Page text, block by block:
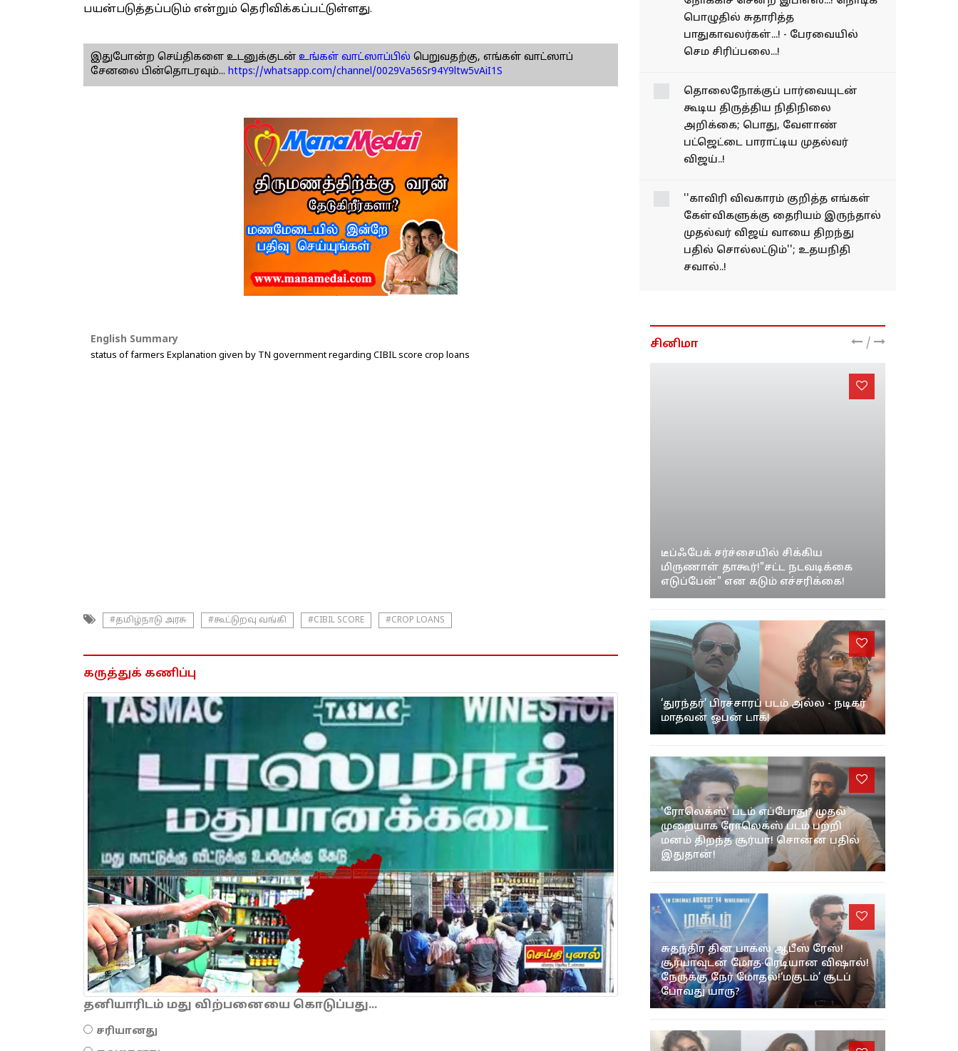
பயன்படுத்தப்படும் என்றும் தெரிவிக்கப்பட்டுள்ளது.
இதுபோன்ற செய்திகளை உடனுக்குடன் உங்கள் வாட்ஸாப்பில் பெறுவதற்கு, எங்கள் வாட்ஸாப்
சேனலை பின்தொடரவும்... https://whatsapp.com/channel/0029Va56Sr94Y9ltw5vAiI1S
English Summary
status of farmers Explanation given by TN government regarding CIBIL score crop loans
#தமிழ்நாடு அரசு #கூட்டுறவு வங்கி #CIBIL SCORE #CROP LOANS
கருத்துக் கணிப்பு
தனியாரிடம் மது விற்பனையை கொடுப்பது...
சரியானது
திடீரென உதயநிதியின்
காரை நோக்கிச் சென்ற
இபிஎஸ்...! நொடிக்
பாதுகாவலர்கள்...! -
பேரவையில் செம
சிரிப்பலை...!
திருத்திய நிதிநிலை
அறிக்கை; பொது,
வேளாண் பட்ஜெட்டை
பாராட்டிய முதல்வர்
கேள்விகளுக்கு தைரியம்
டீப்ஃபேக் சர்ச்சையில் சிக்கிய
மிருணாள் தாகூர்!"சட்ட நடவடிக்கை
எடுப்பேன்" என கடும் எச்சரிக்கை!
‘துரந்தர்’ பிரச்சாரப் படம் அல்ல - நடிகர்
மாதவன் ஓபன் டாக்!
'ரோலெக்ஸ்' படம் எப்போது? முதல்
முறையாக ரோலெக்ஸ் படம் பற்றி
மனம் திறந்த சூர்யா! சொன்ன பதில்
இதுதான்!
சுதந்திர தின பாக்ஸ் ஆபீஸ் ரேஸ்!
சூர்யாவுடன் மோத ரெடியான விஷால்!
நேருக்கு நேர் மோதல்!‘மகுடம்’ சூடப்
போவது யாரு?